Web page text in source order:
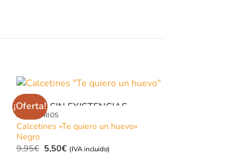
¡Oferta! SIN EXISTENCIAS
ACCESORIOS
Calcetines «Te quiero un huevo»
Negro
9,95€ El
precio
5,50€El
precio
(IVA incluido)